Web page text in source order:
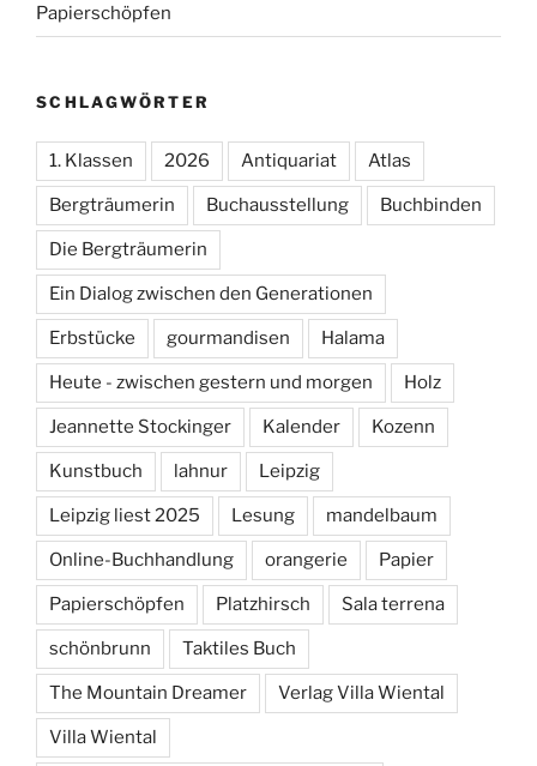
Papierschöpfen
SCHLAGWÖRTER
1. Klassen 2026 Antiquariat Atlas
Bergträumerin Buchausstellung Buchbinden
Die Bergträumerin
Ein Dialog zwischen den Generationen
Erbstücke gourmandisen Halama
Heute - zwischen gestern und morgen Holz
Jeannette Stockinger Kalender Kozenn
Kunstbuch lahnur Leipzig
Leipzig liest 2025 Lesung mandelbaum
Online-Buchhandlung orangerie Papier
Papierschöpfen Platzhirsch Sala terrena
schönbrunn Taktiles Buch
The Mountain Dreamer Verlag Villa Wiental
Villa Wiental